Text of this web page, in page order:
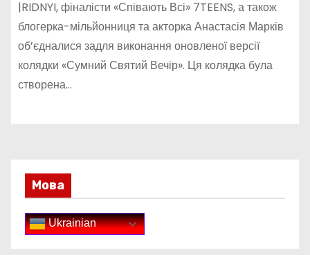
|RIDNYI, фіналісти «Співають Всі» 7TEENS, а також
блогерка-мільйонниця та акторка Анастасія Марків
об’єдналися задля виконання оновленої версії
колядки «Сумний Святий Вечір». Ця колядка була
створена…
Мова
Ukrainian